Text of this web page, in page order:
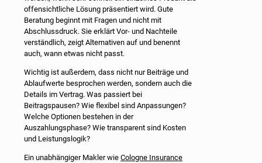
offensichtliche Lösung präsentiert wird. Gute
Beratung beginnt mit Fragen und nicht mit
Abschlussdruck. Sie erklärt Vor- und Nachteile
verständlich, zeigt Alternativen auf und benennt
auch, wann etwas nicht passt.
Wichtig ist außerdem, dass nicht nur Beiträge und
Ablaufwerte besprochen werden, sondern auch die
Details im Vertrag. Was passiert bei
Beitragspausen? Wie flexibel sind Anpassungen?
Welche Optionen bestehen in der
Auszahlungsphase? Wie transparent sind Kosten
und Leistungslogik?
Ein unabhängiger Makler wie Cologne Insurance